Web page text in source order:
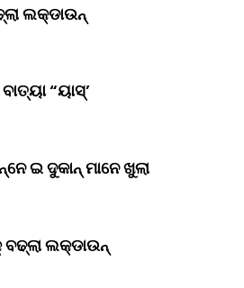
ଲକ୍‌ଡାଉନ୍‌
“ୟାସ୍‌’
ଇ ଦୁକାନ୍ ମାନେ ଖୁଲା
ବଢ୍‌ଲା ଲକ୍‌ଡାଉନ୍‌